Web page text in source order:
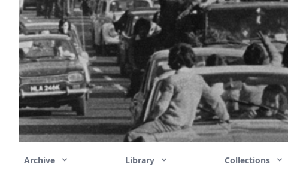
Archive Library Collections